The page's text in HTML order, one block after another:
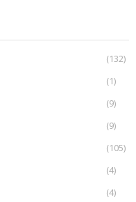
(132)
(1)
(9)
(9)
(105)
(4)
(4)